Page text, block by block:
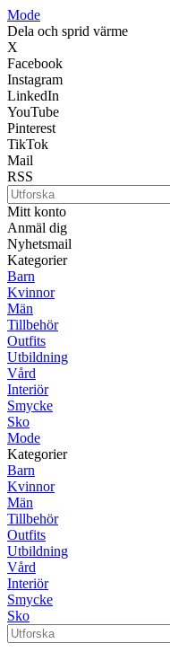
Mode
Dela och sprid värme
X
Facebook
Instagram
LinkedIn
YouTube
Pinterest
TikTok
Mail
RSS
Mitt konto
Anmäl dig
Nyhetsmail
Kategorier
Barn
Kvinnor
Män
Tillbehör
Outfits
Utbildning
Vård
Interiör
Smycke
Sko
Mode
Kategorier
Barn
Kvinnor
Män
Tillbehör
Outfits
Utbildning
Vård
Interiör
Smycke
Sko